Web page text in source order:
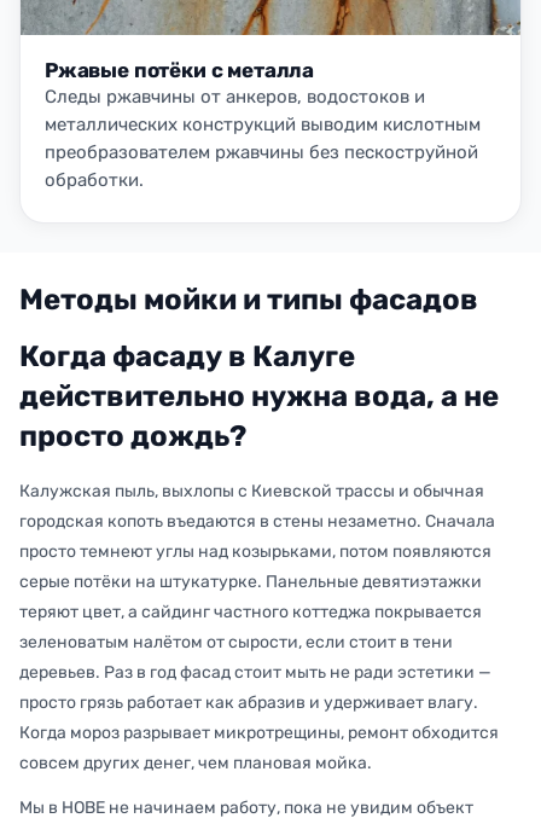
Ржавые потёки с металла
Следы ржавчины от анкеров, водостоков и
металлических конструкций выводим кислотным
преобразователем ржавчины без пескоструйной
обработки.
Методы мойки и типы фасадов
Когда фасаду в Калуге
действительно нужна вода, а не
просто дождь?
Калужская пыль, выхлопы с Киевской трассы и обычная
городская копоть въедаются в стены незаметно. Сначала
просто темнеют углы над козырьками, потом появляются
серые потёки на штукатурке. Панельные девятиэтажки
теряют цвет, а сайдинг частного коттеджа покрывается
зеленоватым налётом от сырости, если стоит в тени
деревьев. Раз в год фасад стоит мыть не ради эстетики —
просто грязь работает как абразив и удерживает влагу.
Когда мороз разрывает микротрещины, ремонт обходится
совсем других денег, чем плановая мойка.
Мы в НОВЕ не начинаем работу, пока не увидим объект